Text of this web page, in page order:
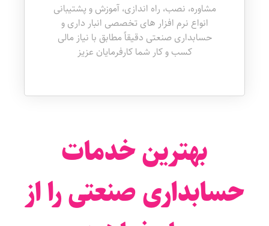
مشاوره، نصب، راه اندازی، آموزش و پشتیبانی
انواع نرم افزار های تخصصی انبار داری و
حسابداری صنعتی دقیقاً مطابق با نیاز مالی
کسب و کار شما کارفرمایان عزیز
بهترین خدمات
حسابداری صنعتی را از